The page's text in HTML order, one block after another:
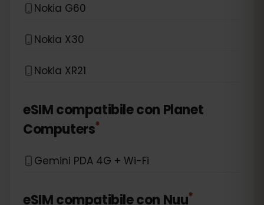
Nokia G60
Nokia X30
Nokia XR21
eSIM compatibile con Planet
Computers*
Gemini PDA 4G + Wi-Fi
eSIM compatibile con Nuu*